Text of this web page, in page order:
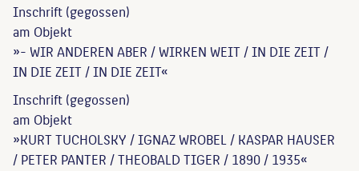
Inschrift (gegossen)
am Objekt
»- WIR ANDEREN ABER / WIRKEN WEIT / IN DIE ZEIT /
IN DIE ZEIT / IN DIE ZEIT«
Inschrift (gegossen)
am Objekt
»KURT TUCHOLSKY / IGNAZ WROBEL / KASPAR HAUSER
/ PETER PANTER / THEOBALD TIGER / 1890 / 1935«